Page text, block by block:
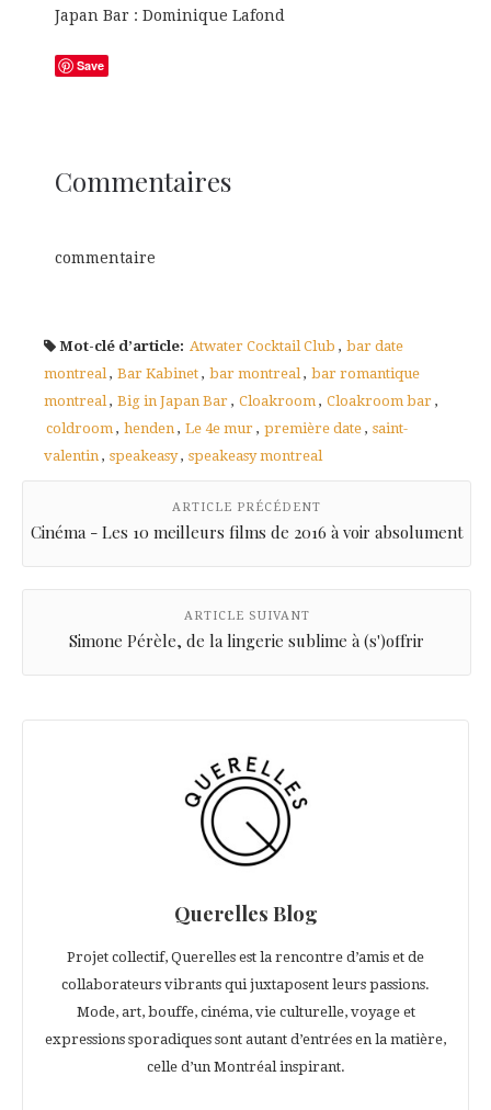
Japan Bar : Dominique Lafond
Save
Commentaires
commentaire
Mot-clé d’article: Atwater Cocktail Club , bar date
montreal , Bar Kabinet , bar montreal , bar romantique
montreal , Big in Japan Bar , Cloakroom , Cloakroom bar ,
coldroom , henden , Le 4e mur , première date , saint-
valentin , speakeasy , speakeasy montreal
ARTICLE PRÉCÉDENT
Cinéma - Les 10 meilleurs films de 2016 à voir absolument
ARTICLE SUIVANT
Simone Pérèle, de la lingerie sublime à (s')offrir
Querelles Blog
Projet collectif, Querelles est la rencontre d’amis et de
collaborateurs vibrants qui juxtaposent leurs passions.
Mode, art, bouffe, cinéma, vie culturelle, voyage et
expressions sporadiques sont autant d’entrées en la matière,
celle d’un Montréal inspirant.